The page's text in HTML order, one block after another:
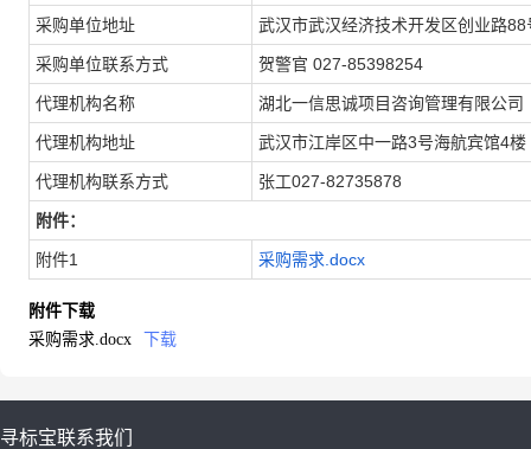
采购单位地址 武汉市武汉经济技术开发区创业路88
采购单位联系方式 贺警官 027-85398254
代理机构名称 湖北一信思诚项目咨询管理有限公司
代理机构地址 武汉市江岸区中一路3号海航宾馆4楼
代理机构联系方式 张工027-82735878
附件：
附件1 采购需求.docx
附件下载
采购需求.docx
下载
寻标宝联系我们